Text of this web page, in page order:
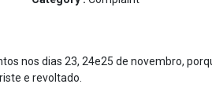
nos dias 23, 24e25 de novembro,
e revoltado.